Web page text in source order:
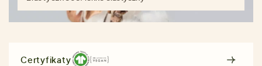
Certyfikaty